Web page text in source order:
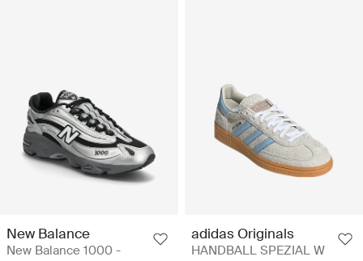
New Balance
New Balance 1000 -
adidas Originals
HANDBALL SPEZIAL W